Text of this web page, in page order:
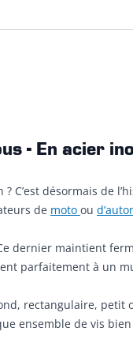
- En acier
C’est désormais de
de moto ou
dernier maintient
parfaitement à un
rectangulaire, petit
ensemble de vis